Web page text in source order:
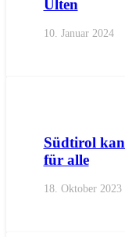
Ulten
10. Januar 2024
Südtirol
für alle
18. Oktober 2023